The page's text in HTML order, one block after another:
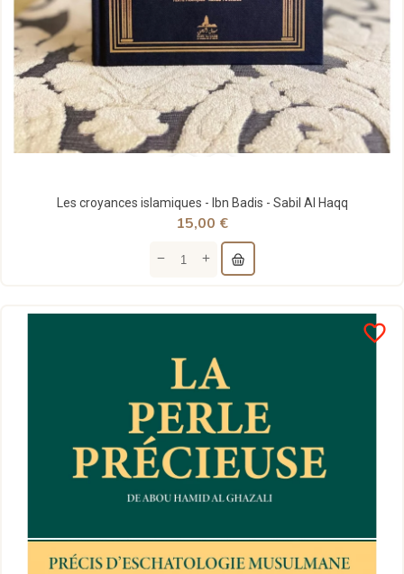
Les croyances islamiques - Ibn Badis - Sabil Al Haqq
15,00 €
favorite_border